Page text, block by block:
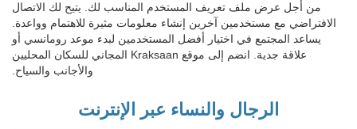
من أجل عرض ملف تعريف المستخدم المناسب لك. يتيح لك الاتصال
الافتراضي مع مستخدمين آخرين إنشاء معلومات مثيرة للاهتمام وواعدة.
يساعد المجتمع في اختيار أفضل المستخدمين لبدء موعد رومانسي أو
علاقة جدية. انضم إلى موقع Kraksaan المجاني للسكان المحليين
والأجانب والسياح.
الرجال والنساء عبر الإنترنت